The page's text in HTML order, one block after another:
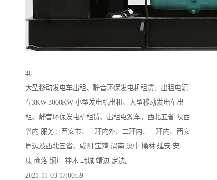
48
大型移动发电车出租、静音环保发电机租赁、出租电源
车3KW-3000KW 小型发电机出租、大型移动发电车出
租、静音环保发电机租赁、出租电源车。西北五省 陕西
省内 服务：西安市、三环内外、二环内、一环内、西安
周边及西北五省、咸阳 宝鸡 渭南 汉中 榆林 延安 安
康 商洛 铜川 神木 韩城 靖边 定边。
2021-11-03 17:00:59